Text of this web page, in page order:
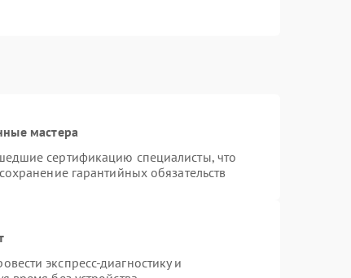
мастера
сертификацию специалисты, что
гарантийных обязательств
экспресс-диагностику и